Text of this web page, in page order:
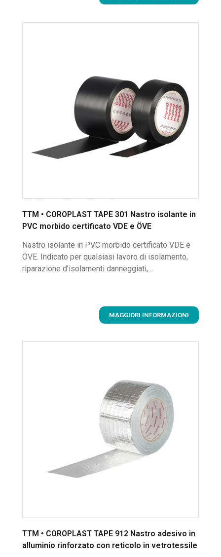
TTM • COROPLAST TAPE 301 Nastro isolante in
PVC morbido certificato VDE e ÖVE
Nastro isolante in PVC morbido certificato VDE e
ÖVE. Indicato per qualsiasi lavoro di isolamento,
riparazione d’isolamenti danneggiati,...
MAGGIORI INFORMAZIONI
TTM • COROPLAST TAPE 912 Nastro adesivo in
alluminio rinforzato con reticolo in vetrotessile